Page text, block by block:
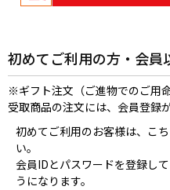
初めてご利用の方・会員
※ギフト注文（ご進物でのご用
受取商品の注文には、会員登録
初めてご利用のお客様は、こ
い。
会員IDとパスワードを登録し
うになります。